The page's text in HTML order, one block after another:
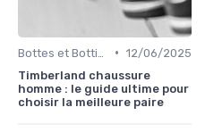
• 12/06/2025
Timberland chaussure
homme : le guide ultime pour
choisir la meilleure paire